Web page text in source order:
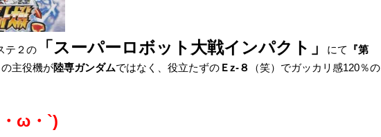
テ２の 「スーパーロボット大戦インパクト」 にて
『第
の主役機が陸専ガンダムではなく、役立たずの Ｅz-８
（笑）でガッカリ感120％の
ω・`)